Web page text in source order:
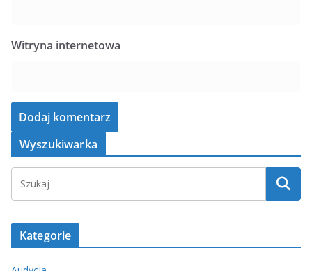
Witryna internetowa
Wyszukiwarka
Kategorie